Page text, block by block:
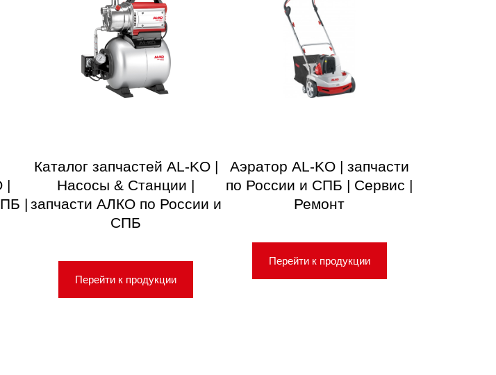
|
|
Каталог запчастей AL-KO |
Насосы & Станции |
запчасти АЛКО по России и
СПБ
Перейти к продукции
Аэратор AL-KO | запчасти
по России и СПБ | Сервис |
Ремонт
Перейти к продукции